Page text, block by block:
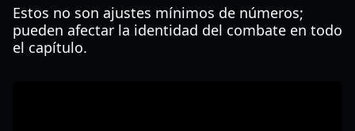
Estos no son ajustes mínimos de números;
pueden afectar la identidad del combate en todo
el capítulo.